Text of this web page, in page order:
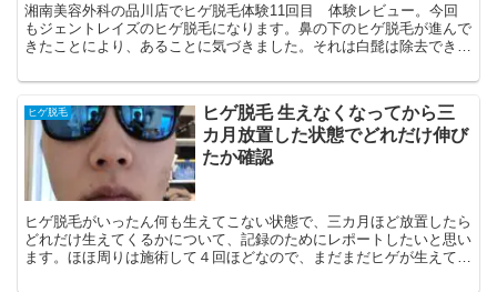
湘南美容外科の品川店でヒゲ脱毛体験11回目 体験レビュー。今回
もジェントレイズのヒゲ脱毛になります。鼻の下のヒゲ脱毛が進んで
きたことにより、あることに気づきました。それは白髭は除去できな
ヒゲ脱毛
ヒゲ脱毛 生えなくなってから三
カ月放置した状態でどれだけ伸び
たか確認
ヒゲ脱毛がいったん何も生えてこない状態で、三カ月ほど放置したら
どれだけ生えてくるかについて、記録のためにレポートしたいと思い
ます。ほほ周りは施術して４回ほどなので、まだまだヒゲが生えてき